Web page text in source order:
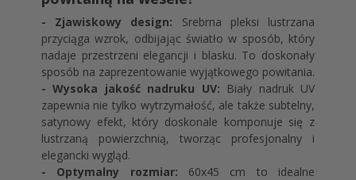
- Zjawiskowy design: Srebrna pleksi lustrzana
przyciąga wzrok, odbijając światło w sposób, który
nadaje przestrzeni elegancji i blasku. To doskonały
sposób na zaprezentowanie wyjątkowego powitania.
- Wysoka jakość nadruku UV: Biały nadruk UV
zapewnia nie tylko wytrzymałość, ale także subtelny,
satynowy efekt, który doskonale komponuje się z
lustrzaną powierzchnią, tworząc profesjonalny i
elegancki wygląd.
- Optymalny rozmiar: 60x45 cm to idealne